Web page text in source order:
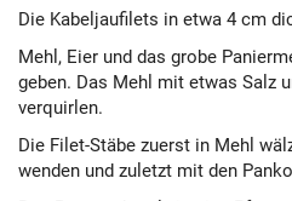
Die Kabeljaufilets in etwa 4 cm
Mehl, Eier und das grobe
geben. Das Mehl mit etwas Salz
verquirlen.
Die Filet-Stäbe zuerst in Mehl
wenden und zuletzt mit den